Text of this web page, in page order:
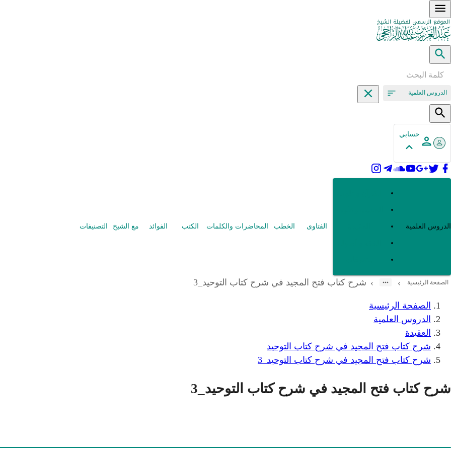
الدروس العلمية
حسابي
الدروس العلمية الفتاوى الخطب المحاضرات والكلمات الكتب الفوائد مع الشيخ التصنيفات
الصفحة الرئيسية ›
› شرح كتاب فتح المجيد في شرح كتاب التوحيد_3
الصفحة الرئيسية
الدروس العلمية
العقيدة
شرح كتاب فتح المجيد في شرح كتاب التوحيد
شرح كتاب فتح المجيد في شرح كتاب التوحيد_3
شرح كتاب فتح المجيد في شرح كتاب التوحيد_3